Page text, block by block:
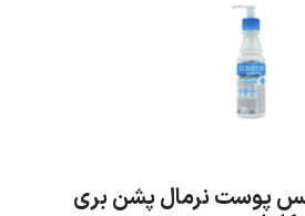
پوست نرمال پشن بری